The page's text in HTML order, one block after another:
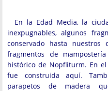
En la Edad Media, la
inexpugnables, algunos
conservado hasta
fragmentos de
histórico de Nopfliturm. En
fue construida aquí.
parapetos de madera